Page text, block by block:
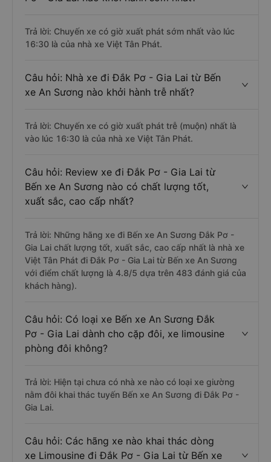
Trả lời: Chuyến xe có giờ xuất phát sớm nhất vào lúc
16:30 là của nhà xe Việt Tân Phát.
Câu hỏi: Nhà xe đi Đắk Pơ - Gia Lai từ Bến
xe An Sương nào khởi hành trễ nhất?
Trả lời: Chuyến xe có giờ xuất phát trễ (muộn) nhất là
vào lúc 16:30 là của nhà xe Việt Tân Phát.
Câu hỏi: Review xe đi Đắk Pơ - Gia Lai từ
Bến xe An Sương nào có chất lượng tốt,
xuất sắc, cao cấp nhất?
Trả lời: Những hãng xe đi Bến xe An Sương Đắk Pơ -
Gia Lai chất lượng tốt, xuất sắc, cao cấp nhất là nhà xe
Việt Tân Phát đi Đắk Pơ - Gia Lai từ Bến xe An Sương
với điểm chất lượng là 4.8/5 dựa trên 483 đánh giá của
khách hàng).
Câu hỏi: Có loại xe Bến xe An Sương Đắk
Pơ - Gia Lai dành cho cặp đôi, xe limousine
phòng đôi không?
Trả lời: Hiện tại chưa có nhà xe nào có loại xe giường
nằm đôi khai thác tuyến Bến xe An Sương đi Đắk Pơ -
Gia Lai.
Câu hỏi: Các hãng xe nào khai thác dòng
xe Limousine đi Đắk Pơ - Gia Lai từ Bến xe